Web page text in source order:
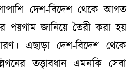
দেশ-বিদেশ থেকে আগত
পয়গাম জানিয়ে তৈরী করা হয়
এছাড়া দেশ-বিদেশ থেকে
তত্ত্বাবধান এমনকি সেবা